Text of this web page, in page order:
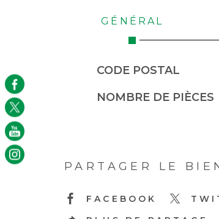
GÉNÉRAL
Caractérisque Valeurs
CODE POSTAL
NOMBRE DE PIÈCES
PARTAGER LE
FACEBOOK